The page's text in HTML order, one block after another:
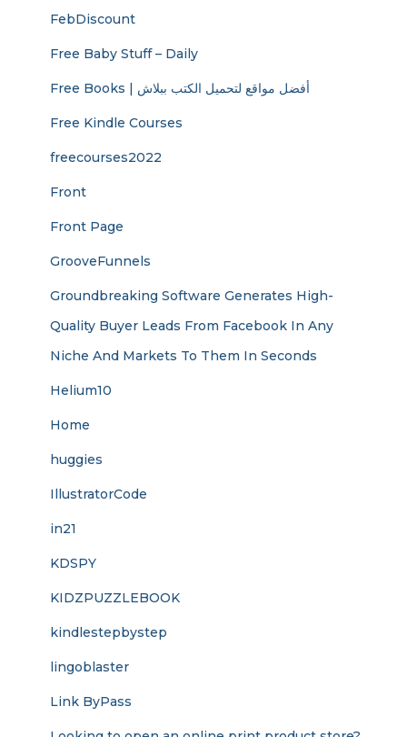
FebDiscount
Free Baby Stuff – Daily
Free Books | أفضل مواقع لتحميل الكتب ببلاش
Free Kindle Courses
freecourses2022
Front
Front Page
GrooveFunnels
Groundbreaking Software Generates High-
Quality Buyer Leads From Facebook In Any
Niche And Markets To Them In Seconds
Helium10
Home
huggies
IllustratorCode
in21
KDSPY
KIDZPUZZLEBOOK
kindlestepbystep
lingoblaster
Link ByPass